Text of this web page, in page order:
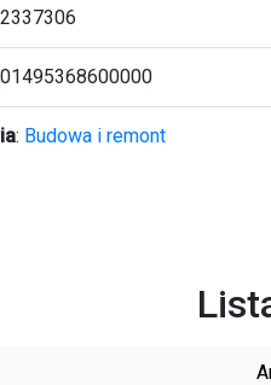
: Budowa i remont